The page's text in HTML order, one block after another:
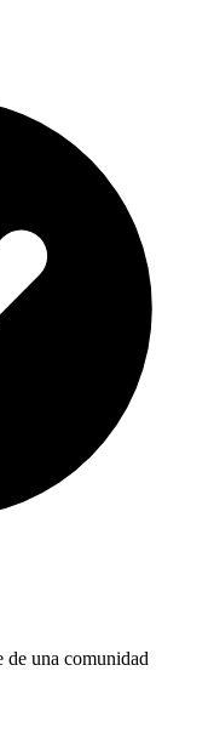
de una comunidad